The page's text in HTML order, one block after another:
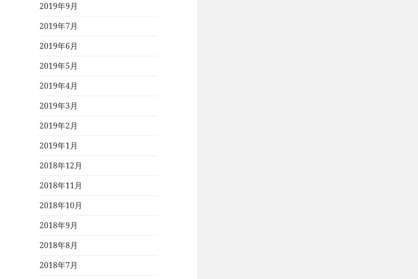
2019年9月
2019年7月
2019年6月
2019年5月
2019年4月
2019年3月
2019年2月
2019年1月
2018年12月
2018年11月
2018年10月
2018年9月
2018年8月
2018年7月